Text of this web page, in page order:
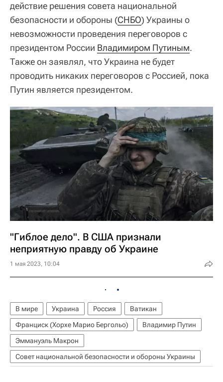
действие решения совета национальной
безопасности и обороны (СНБО) Украины о
невозможности проведения переговоров с
президентом России Владимиром Путиным.
Также он заявлял, что Украина не будет
проводить никаких переговоров с Россией, пока
Путин является президентом.
"Гиблое дело". В США признали
неприятную правду об Украине
1 мая 2023, 10:04
В мире Украина Россия
Ватикан
Франциск (Хорхе Марио Бергольо)
Владимир Путин
Эммануэль Макрон
Совет национальной безопасности и обороны Украины